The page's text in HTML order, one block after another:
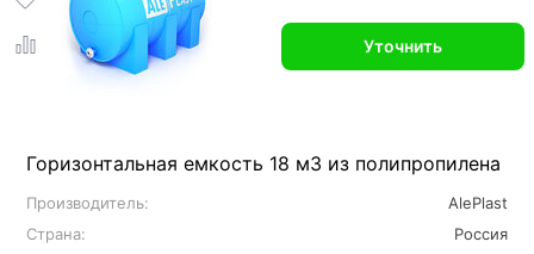
Горизонтальная емкость 18 м3 из полипропилена
Производитель:
AlePlast
Страна:
Россия
Уточнить